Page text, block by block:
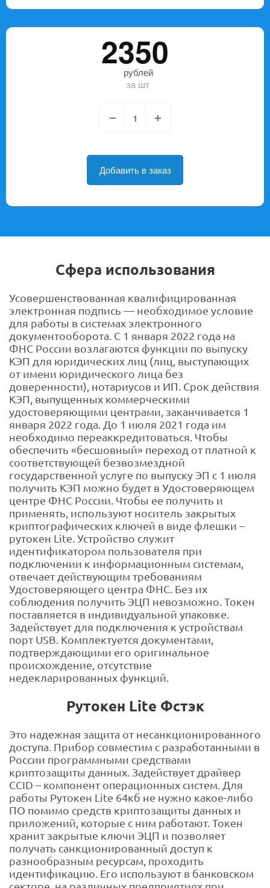
2350
рублей
за шт
Добавить в заказ
Сфера использования
Усовершенствованная квалифицированная
электронная подпись — необходимое условие
для работы в системах электронного
документооборота. C 1 января 2022 года на
ФНС России возлагаются функции по выпуску
КЭП для юридических лиц (лиц, выступающих
от имени юридического лица без
доверенности), нотариусов и ИП. Срок действия
КЭП, выпущенных коммерческими
удостоверяющими центрами, заканчивается 1
января 2022 года. До 1 июля 2021 года им
необходимо переаккредитоваться. Чтобы
обеспечить «бесшовный» переход от платной к
соответствующей безвозмездной
государственной услуге по выпуску ЭП с 1 июля
получить КЭП можно будет в Удостоверяющем
центре ФНС России. Чтобы ее получить и
применять, используют носитель закрытых
криптографических ключей в виде флешки –
рутокен Lite. Устройство служит
идентификатором пользователя при
подключении к информационным системам,
отвечает действующим требованиям
Удостоверяющего центра ФНС. Без их
соблюдения получить ЭЦП невозможно. Токен
поставляется в индивидуальной упаковке.
Задействует для подключения к устройствам
порт USB. Комплектуется документами,
подтверждающими его оригинальное
происхождение, отсутствие
недекларированных функций.
Рутокен Lite Фстэк
Это надежная защита от несанкционированного
доступа. Прибор совместим с разработанными в
России программными средствами
криптозащиты данных. Задействует драйвер
CCID – компонент операционных систем. Для
работы Рутокен Lite 64кб не нужно какое-либо
ПО помимо средств криптозащиты данных и
приложений, которые с ним работают. Токен
хранит закрытые ключи ЭЦП и позволяет
получать санкционированный доступ к
разнообразным ресурсам, проходить
идентификацию. Его используют в банковском